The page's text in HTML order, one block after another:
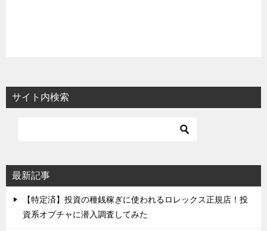
サイト内検索
最新記事
【特定済】投資の種銭稼ぎに使われるロレックス正規店！投
資系オプチャに潜入調査してみた